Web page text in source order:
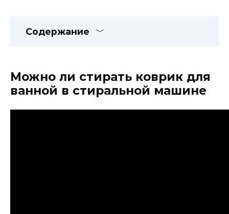
Содержание
Можно ли стирать коврик для
ванной в стиральной машине